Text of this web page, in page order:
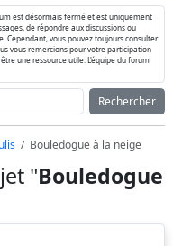
est désormais fermé et est uniquement
de répondre aux discussions ou
vous pouvez toujours consulter
vous remercions pour votre participation
une ressource utile. L'équipe du forum
Rechercher
Bouledogue à la neige
"Bouledogue